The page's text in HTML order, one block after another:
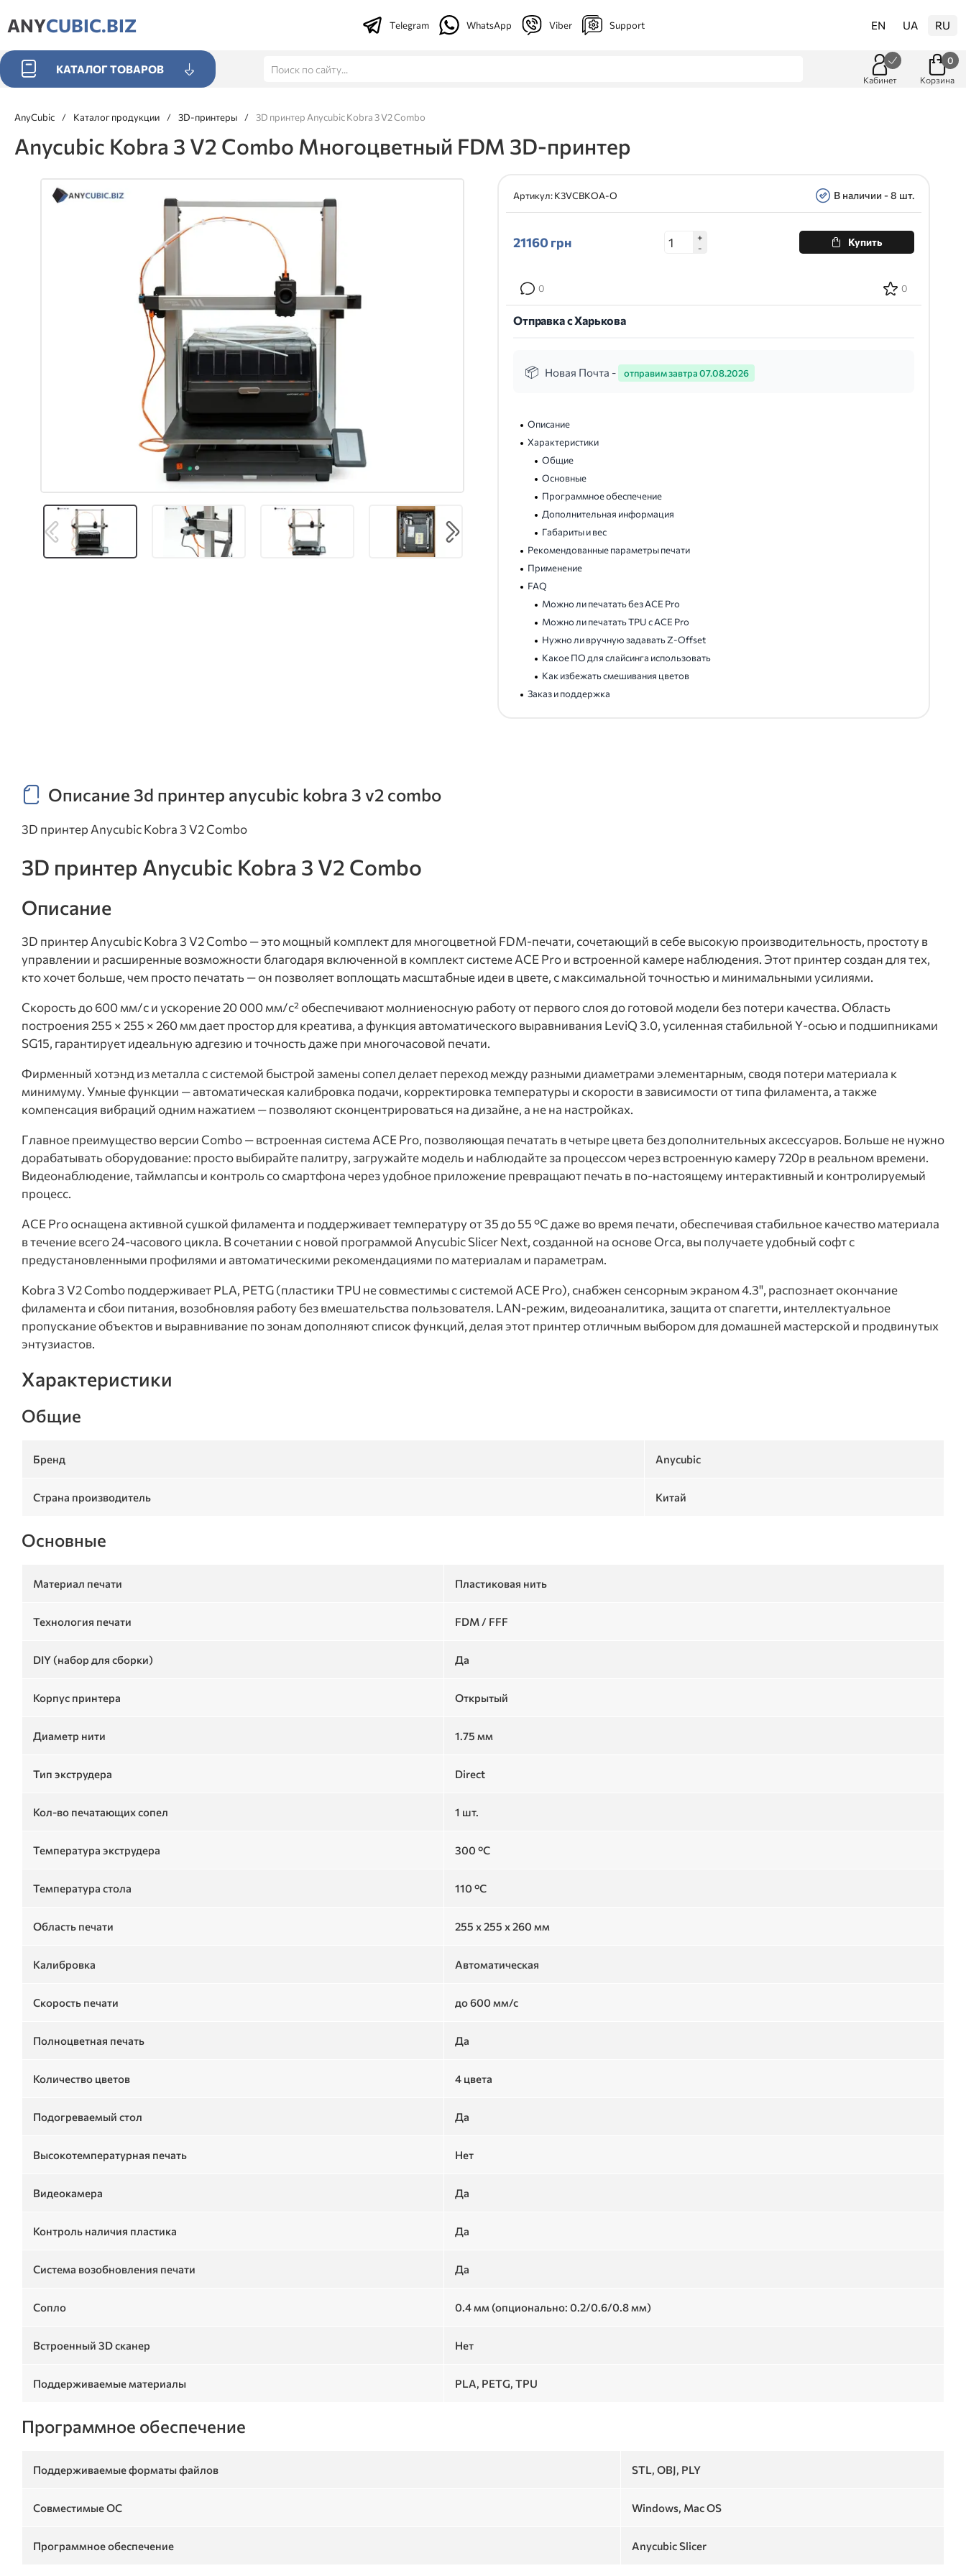
ANYCUBIC.BIZ Telegram WhatsApp Viber Support EN UA RU
КАТАЛОГ ТОВАРОВ
Кабинет Корзина
0
AnyCubic / Каталог продукции / 3D-принтеры / 3D принтер Anycubic Kobra 3 V2 Combo
Anycubic Kobra 3 V2 Combo Многоцветный FDM 3D-принтер
Артикул:K3VCBKOA-O В наличии - 8 шт.
21160грн
+
-
Купить
0 0
Отправка с Харькова
Новая Почта - отправим завтра 07.08.2026
Описание
Характеристики
Общие
Основные
Программное обеспечение
Дополнительная информация
Габариты и вес
Рекомендованные параметры печати
Применение
FAQ
Можно ли печатать без ACE Pro
Можно ли печатать TPU с ACE Pro
Нужно ли вручную задавать Z-Offset
Какое ПО для слайсинга использовать
Как избежать смешивания цветов
Заказ и поддержка
Описание 3d принтер anycubic kobra 3 v2 combo
3D принтер Anycubic Kobra 3 V2 Combo
3D принтер Anycubic Kobra 3 V2 Combo
Описание
3D принтер Anycubic Kobra 3 V2 Combo — это мощный комплект для многоцветной FDM-печати, сочетающий в себе высокую производительность, простоту в
управлении и расширенные возможности благодаря включенной в комплект системе ACE Pro и встроенной камере наблюдения. Этот принтер создан для тех,
кто хочет больше, чем просто печатать — он позволяет воплощать масштабные идеи в цвете, с максимальной точностью и минимальными усилиями.
Скорость до 600 мм/с и ускорение 20 000 мм/с² обеспечивают молниеносную работу от первого слоя до готовой модели без потери качества. Область
построения 255 × 255 × 260 мм дает простор для креатива, а функция автоматического выравнивания LeviQ 3.0, усиленная стабильной Y-осью и подшипниками
SG15, гарантирует идеальную адгезию и точность даже при многочасовой печати.
Фирменный хотэнд из металла с системой быстрой замены сопел делает переход между разными диаметрами элементарным, сводя потери материала к
минимуму. Умные функции — автоматическая калибровка подачи, корректировка температуры и скорости в зависимости от типа филамента, а также
компенсация вибраций одним нажатием — позволяют сконцентрироваться на дизайне, а не на настройках.
Главное преимущество версии Combo — встроенная система ACE Pro, позволяющая печатать в четыре цвета без дополнительных аксессуаров. Больше не нужно
дорабатывать оборудование: просто выбирайте палитру, загружайте модель и наблюдайте за процессом через встроенную камеру 720p в реальном времени.
Видеонаблюдение, таймлапсы и контроль со смартфона через удобное приложение превращают печать в по-настоящему интерактивный и контролируемый
процесс.
ACE Pro оснащена активной сушкой филамента и поддерживает температуру от 35 до 55 °C даже во время печати, обеспечивая стабильное качество материала
в течение всего 24-часового цикла. В сочетании с новой программой Anycubic Slicer Next, созданной на основе Orca, вы получаете удобный софт с
предустановленными профилями и автоматическими рекомендациями по материалам и параметрам.
Kobra 3 V2 Combo поддерживает PLA, PETG (пластики TPU не совместимы с системой ACE Pro), снабжен сенсорным экраном 4.3", распознает окончание
филамента и сбои питания, возобновляя работу без вмешательства пользователя. LAN-режим, видеоаналитика, защита от спагетти, интеллектуальное
пропускание объектов и выравнивание по зонам дополняют список функций, делая этот принтер отличным выбором для домашней мастерской и продвинутых
энтузиастов.
Характеристики
Общие
Бренд Anycubic
Страна производитель Китай
Основные
Материал печати Пластиковая нить
Технология печати FDM / FFF
DIY (набор для сборки) Да
Корпус принтера Открытый
Диаметр нити 1.75 мм
Тип экструдера Direct
Кол-во печатающих сопел 1 шт.
Температура экструдера 300 °C
Температура стола 110 °C
Область печати 255 x 255 x 260 мм
Калибровка Автоматическая
Скорость печати до 600 мм/с
Полноцветная печать Да
Количество цветов 4 цвета
Подогреваемый стол Да
Высокотемпературная печать Нет
Видеокамера Да
Контроль наличия пластика Да
Система возобновления печати Да
Сопло 0.4 мм (опционально: 0.2/0.6/0.8 мм)
Встроенный 3D сканер Нет
Поддерживаемые материалы PLA, PETG, TPU
Программное обеспечение
Поддерживаемые форматы файлов STL, OBJ, PLY
Совместимые ОС Windows, Mac OS
Программное обеспечение Anycubic Slicer